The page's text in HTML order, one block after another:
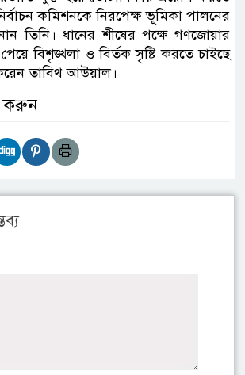
কমিশনকে নিরপেক্ষ ভূমিকা পালনের
তিনি। ধানের শীষের পক্ষে গণজোয়ার
বিশৃঙ্খলা ও বির্তক সৃষ্টি করতে চাইছে
তাবিথ আউয়াল।
করুন